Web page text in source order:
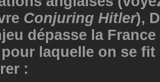
Conjuring Hitler),
dépasse la
laquelle on se
: